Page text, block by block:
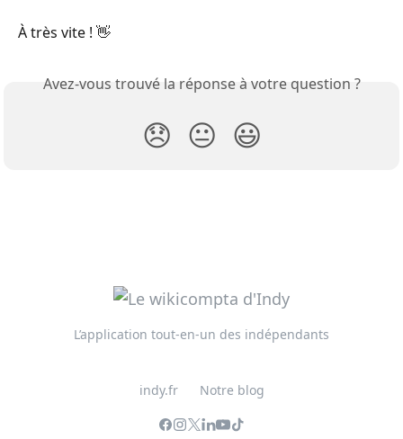
À très vite ! 👋
Avez-vous trouvé la réponse à votre question ?
😞 😐 😃
L’application tout-en-un des indépendants
indy.fr Notre blog